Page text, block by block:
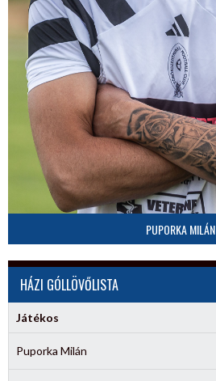
PUPORKA MILÁN
HÁZI GÓLLÖVŐLISTA
Játékos
Puporka Milán